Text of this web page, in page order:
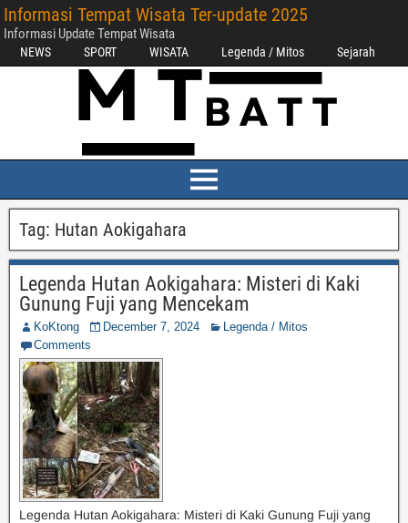
Informasi Tempat Wisata Ter-update 2025
Informasi Update Tempat Wisata
NEWS SPORT WISATA Legenda / Mitos Sejarah
Tag: Hutan Aokigahara
Legenda Hutan Aokigahara: Misteri di Kaki
Gunung Fuji yang Mencekam
KoKtong December 7, 2024
Legenda / Mitos
Comments
Legenda Hutan Aokigahara: Misteri di Kaki Gunung Fuji yang